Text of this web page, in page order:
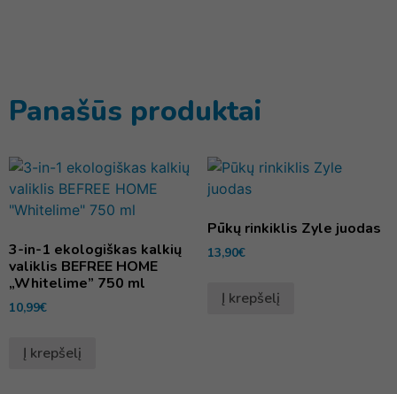
Panašūs produktai
3-in-1 ekologiškas kalkių
valiklis BEFREE HOME
„Whitelime” 750 ml
10,99€
Į krepšelį
Pūkų rinkiklis Zyle juodas
13,90€
Į krepšelį